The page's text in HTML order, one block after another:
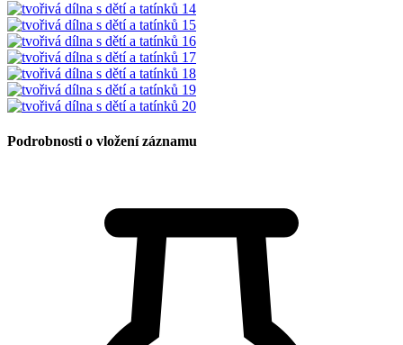
Podrobnosti o vložení záznamu